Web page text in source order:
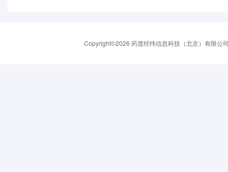
Copyright©2026 药渡经纬信息科技（北京）有限公